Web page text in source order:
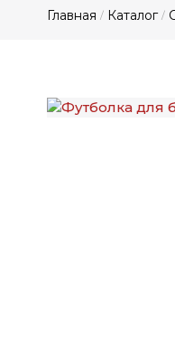
Главная / Каталог /